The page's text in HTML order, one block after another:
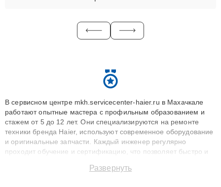
В сервисном центре mkh.servicecenter-haier.ru в Махачкале
работают опытные мастера с профильным образованием и
стажем от 5 до 12 лет. Они специализируются на ремонте
техники бренда Haier, используют современное оборудование
и оригинальные запчасти. Каждый инженер регулярно
проходит обучение и сертификацию, что позволяет быстро и
сохранением гарантии до 3 лет. Наши мастера решают
Развернуть